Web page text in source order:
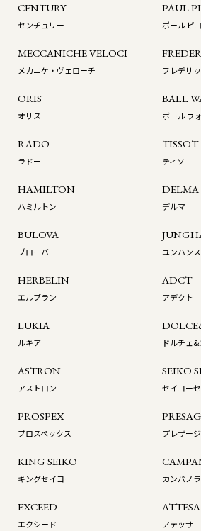
CENTURY
センチュリー
PAUL
ポール ピコ
MECCANICHE VELOCI
メカニケ・ヴェローチ フレデリ
ORIS
オリス
BALL
ボール ウ
RADO
ラドー
TISSOT
ティソ
HAMILTON
ハミルトン
DELMA
デルマ
BULOVA
ブローバ ユンハンス
HERBELIN
エルブラン
ADCT
アデクト
LUKIA
ルキア ドルチェ
ASTRON
アストロン
SEIKO
セイコー
PROSPEX
プロスペックス プレザー
KING SEIKO
キングセイコー カンパノラ
EXCEED
エクシード
ATTESA
アテッサ